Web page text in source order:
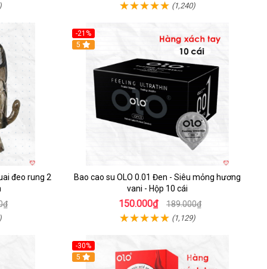
(1,240)
đeo rung 2
-21%
Hot
5
Bao cao su OLO 0.01 Đen - Siêu mỏng hương
vani - Hộp 10 cái
150.000₫ 189.000₫
(1,129)
-30%
5